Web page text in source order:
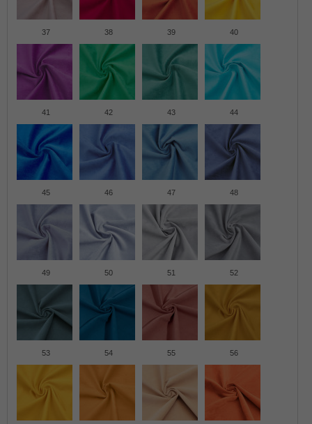
37 38 39 40
41 42 43 44
45 46 47 48
49 50 51 52
53 54 55 56